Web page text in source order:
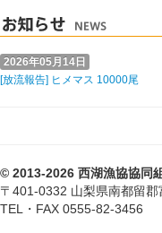
2026年05月14日
[放流報告] ヒメマス 10000尾
© 2013-2026 西湖漁協協同
〒401-0332 山梨県南都留
TEL・FAX 0555-82-3456